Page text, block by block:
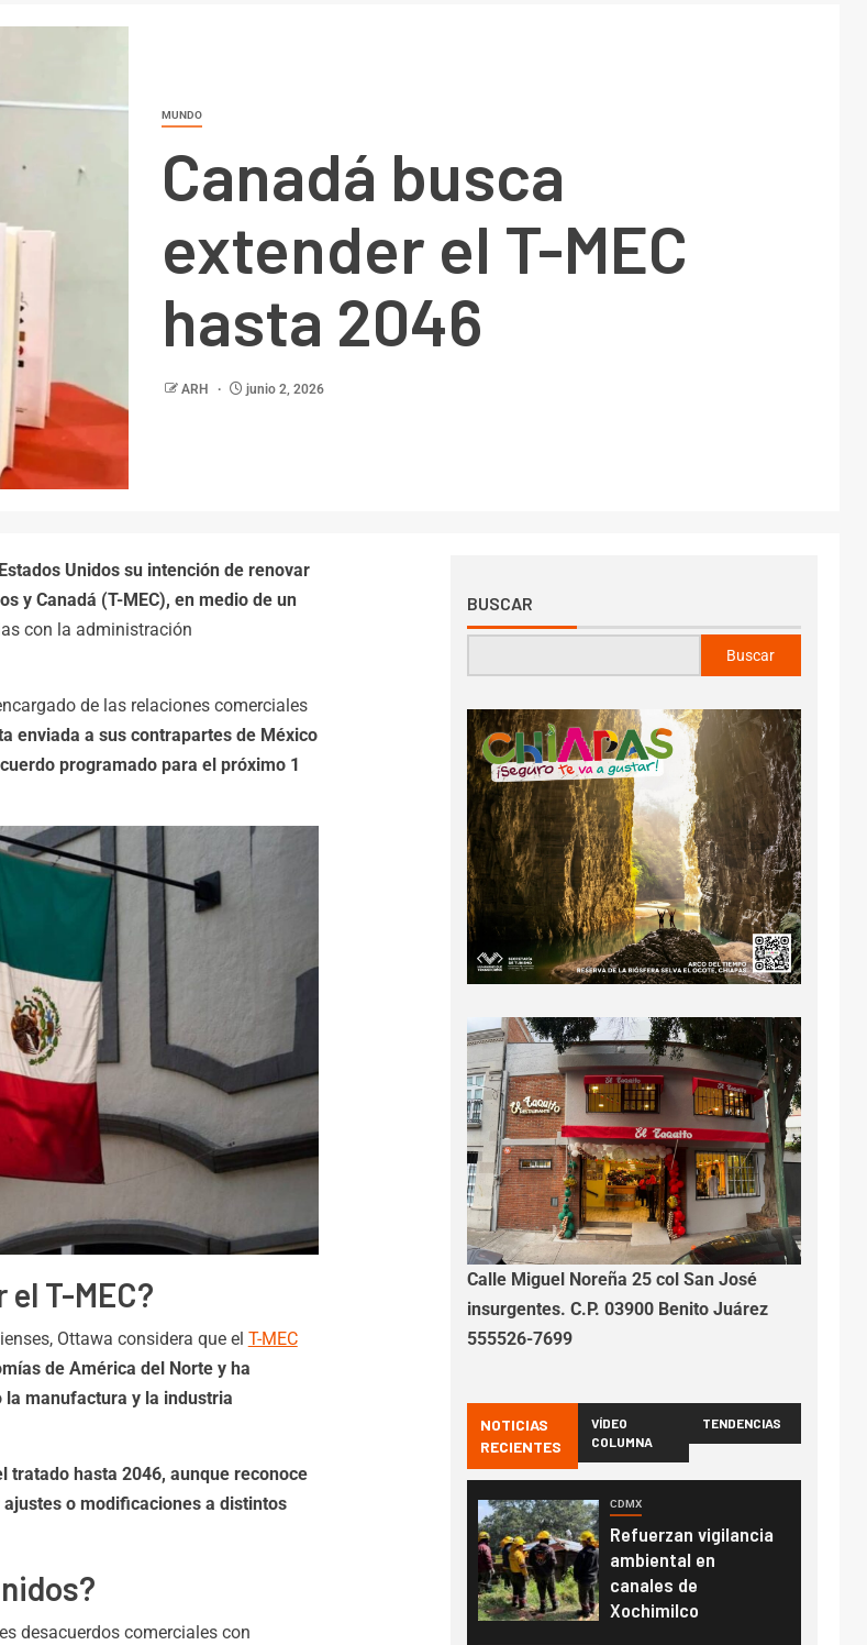
MUNDO
Canadá busca
extender el T-MEC
hasta 2046
ARH junio 2, 2026
Unidos su intención de renovar
y Canadá (T-MEC), en medio de un
con la administración
de las relaciones comerciales
enviada a sus contrapartes de México
programado para el próximo 1
T-MEC?
Ottawa considera que el T-MEC
de América del Norte y ha
manufactura y la industria
tratado hasta 2046, aunque reconoce
o modificaciones a distintos
desacuerdos comerciales con
BUSCAR
Buscar
Calle Miguel Noreña 25 col San José
insurgentes. C.P. 03900 Benito Juárez
555526-7699
NOTICIAS
RECIENTES
VÍDEO
COLUMNA
TENDENCIAS
CDMX
Refuerzan vigilancia
ambiental en
canales de
Xochimilco